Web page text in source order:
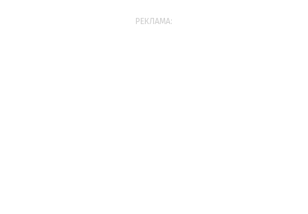
РЕКЛАМА: